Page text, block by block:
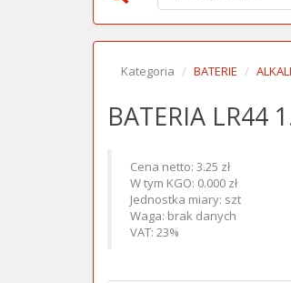
Kategoria BATERIE
BATERIA LR44
Cena netto: 3.25 zł
W tym KGO: 0.000 zł
Jednostka miary: szt
Waga: brak danych
VAT: 23%